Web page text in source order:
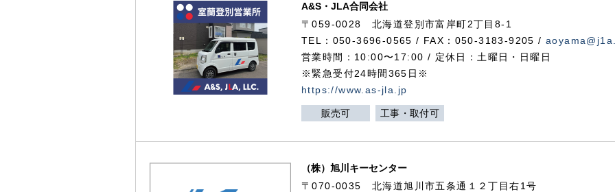
A&S・JLA合同会社
〒059-0028北海道登別市富岸町2丁目 8-1
TEL：050-3696-0565 / FAX：050-3183-9205 /
営業時間：10:00〜17:00 / 定休日：土曜日・日曜日
※緊急受付24時間365日※
https://www.as-jla.jp
販売可 工事・取付可
（株）旭川キーセンター
〒070-0035 北海道旭川市五条通１２丁目右1号